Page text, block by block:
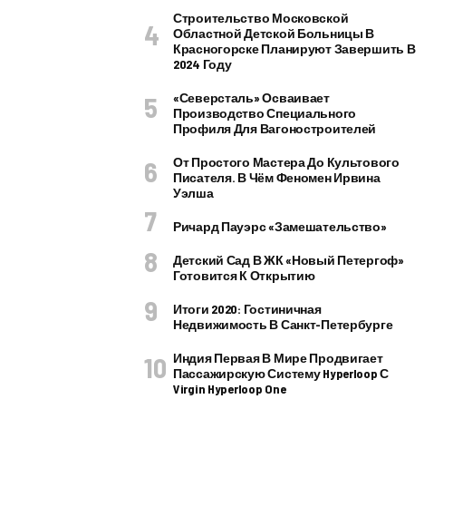
Строительство Московской
Областной Детской Больницы В
Красногорске Планируют Завершить В
2024 Году
«Северсталь» Осваивает
Производство Специального
Профиля Для Вагоностроителей
От Простого Мастера До Культового
Писателя. В Чём Феномен Ирвина
Уэлша
Ричард Пауэрс «Замешательство»
Детский Сад В ЖК «Новый Петергоф»
Готовится К Открытию
Итоги 2020: Гостиничная
Недвижимость В Санкт-Петербурге
Индия Первая В Мире Продвигает
Пассажирскую Систему Hyperloop С
Virgin Hyperloop One